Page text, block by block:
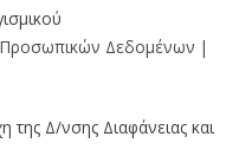
Προσωπικών Δεδομένων |
της Δ/νσης Διαφάνειας και